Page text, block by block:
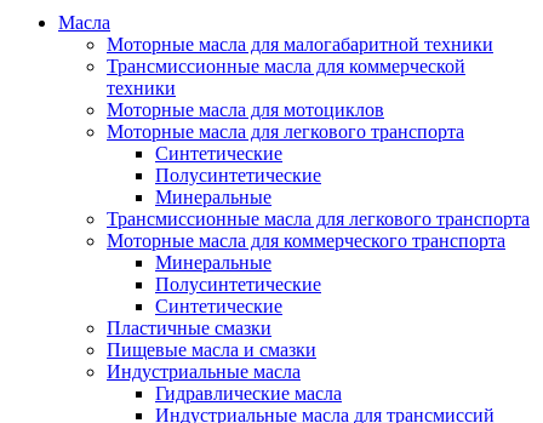
Масла
Моторные масла для малогабаритной техники
Трансмиссионные масла для коммерческой
техники
Моторные масла для мотоциклов
Моторные масла для легкового транспорта
Синтетические
Полусинтетические
Минеральные
Трансмиссионные масла для легкового транспорта
Моторные масла для коммерческого транспорта
Минеральные
Полусинтетические
Синтетические
Пластичные смазки
Пищевые масла и смазки
Индустриальные масла
Гидравлические масла
Индустриальные масла для трансмиссий